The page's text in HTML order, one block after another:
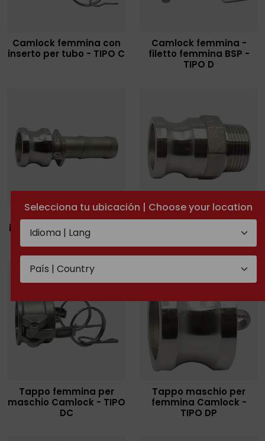
Selecciona tu ubicación | Choose your location
Camlock femmina con
inserto per tubo - TIPO C
Camlock femmina -
filetto femmina BSP -
TIPO D
Camlock maschio con
inserto per tubo - TIPO E
Camlock maschio -
Tappo femmina per
maschio Camlock - TIPO
DC
Tappo maschio per
femmina Camlock -
TIPO DP